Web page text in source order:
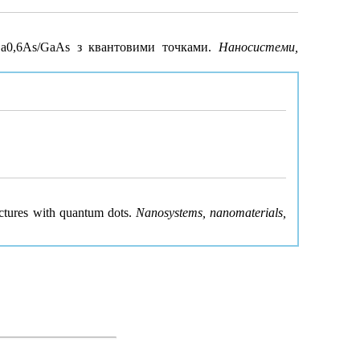
GaAs з квантовими точками. Наносистеми,
with quantum dots. Nanosystems, nanomaterials,